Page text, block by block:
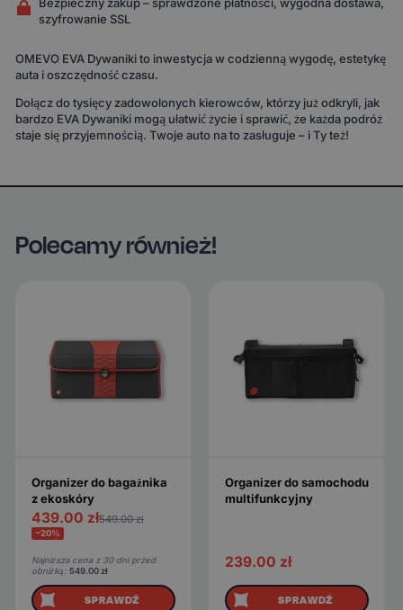
szyfrowanie SSL
OMEVO EVA Dywaniki to inwestycja w codzienną wygodę, estetykę
auta i oszczędność czasu.
Dołącz do tysięcy zadowolonych kierowców, którzy już odkryli, jak
bardzo EVA Dywaniki mogą ułatwić życie i sprawić, że każda podróż
staje się przyjemnością. Twoje auto na to zasługuje – i Ty też!
Polecamy również!
Organizer do bagażnika
z ekoskóry
439.00 zł549.00zł
−20%
Najniższa cena z 30 dni przed
obniżką: 549.00zł
SPRAWDŹ
Organizer do samochodu
multifunkcyjny
239.00 zł
SPRAWDŹ